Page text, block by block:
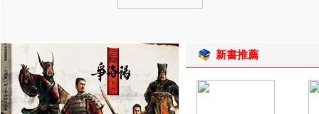
新書推薦